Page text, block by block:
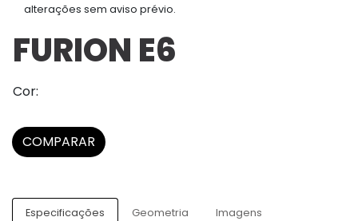
alterações sem aviso prévio.
FURION E6
Cor:
COMPARAR
Especificações Geometria Imagens